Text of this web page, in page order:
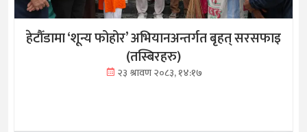
हेटौँडामा ‘शून्य फोहोर’ अभियानअन्तर्गत बृहत् सरसफाइ
(तस्बिरहरु)
२३ श्रावण २०८३, १४:१७